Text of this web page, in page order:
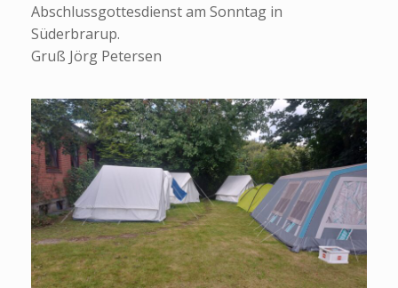
Abschlussgottesdienst am Sonntag in
Süderbrarup.
Gruß Jörg Petersen